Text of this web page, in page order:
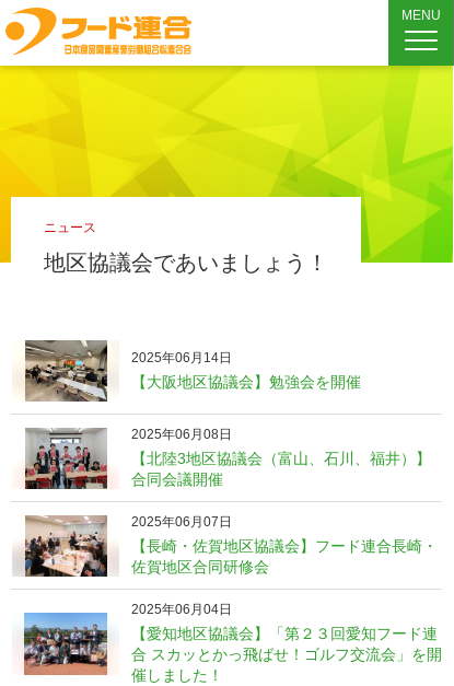
MENU
ニュース
地区協議会であいましょう！
2025年06月14日
【大阪地区協議会】勉強会を開催
2025年06月08日
【北陸3地区協議会（富山、石川、福井）】
合同会議開催
2025年06月07日
【長崎・佐賀地区協議会】フード連合長崎・
佐賀地区合同研修会
2025年06月04日
【愛知地区協議会】「第２３回愛知フード連
合 スカッとかっ飛ばせ！ゴルフ交流会」を開
催しました！